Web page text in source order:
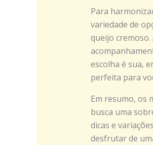
Para
variedade de
queijo
escolha é sua,
perfeita para
Em resumo, os
busca uma
dicas e
desfrutar de